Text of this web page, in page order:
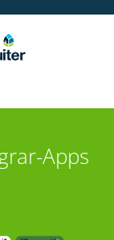
Apps